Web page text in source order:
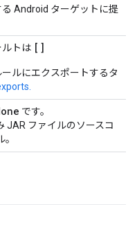
Android ターゲットに提
ルトは []
ルにエクスポートするタ
です。
JAR ファイルのソースコ